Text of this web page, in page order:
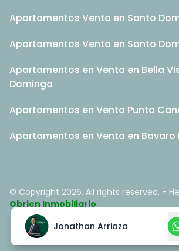
Jonathan Arriaza
Jonathan Arriaza
Apartamentos Venta en Santo
Apartamentos Venta en Santo
Apartamentos en Venta en Bella
Domingo
Apartamentos en Venta Punta
Apartamentos en Venta en Bavaro
© Copyright 2026. All rights reserved. -
Obrien Inmobiliario.